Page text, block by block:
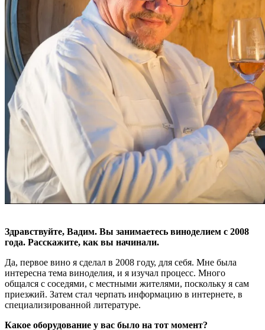
Здравствуйте, Вадим. Вы занимаетесь виноделием с 2008
года. Расскажите, как вы начинали.
Да, первое вино я сделал в 2008 году, для себя. Мне была
интересна тема виноделия, и я изучал процесс. Много
общался с соседями, с местными жителями, поскольку я сам
приезжий. Затем стал черпать информацию в интернете, в
специализированной литературе.
Какое оборудование у вас было на тот момент?